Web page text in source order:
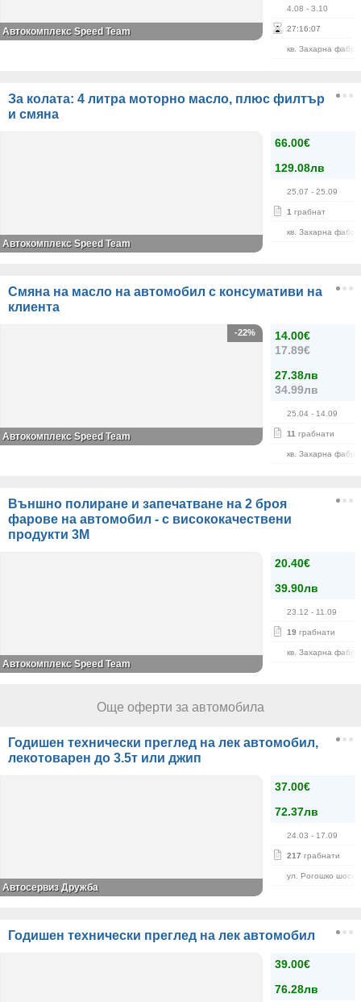
4.08 - 3.10
27:16:07
кв. Захарна
Автокомплекс Speed Team
За колата: 4 литра моторно масло, плюс филтър
и смяна
66.00€
129.08лв
25.07 - 25.09
1 грабнат
кв. Захарна
Автокомплекс Speed Team
Смяна на масло на автомобил с консумативи на
клиента
14.00€
17.89€
27.38лв
34.99лв
25.04 - 14.09
11 грабнати
кв. Захарна
-22%
Автокомплекс Speed Team
Външно полиране и запечатване на 2 броя
фарове на автомобил - с висококачествени
продукти 3M
20.40€
39.90лв
23.12 - 11.09
19 грабнати
кв. Захарна
Автокомплекс Speed Team
Още оферти за автомобила
Годишен технически преглед на лек автомобил,
лекотоварен до 3.5т или джип
37.00€
72.37лв
24.03 - 17.09
217 грабнати
ул. Рогошко шосе
Автосервиз Дружба
Годишен технически преглед на лек автомобил
39.00€
76.28лв